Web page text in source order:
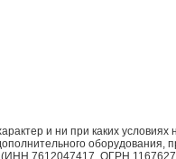
и ни при каких
оборудования,
ОГРН